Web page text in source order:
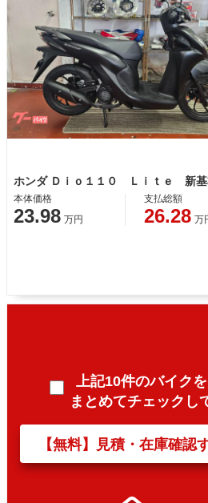
本体価格
23.98 万円
支払総額
26.28 万
上記10件のバイクを
まとめてチェックし
【無料】見積・在庫確認